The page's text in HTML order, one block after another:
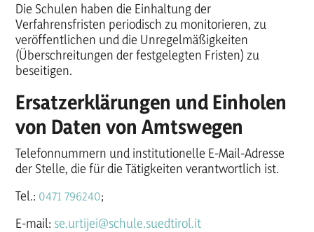
Die Schulen haben die Einhaltung der
Verfahrensfristen periodisch zu monitorieren, zu
veröffentlichen und die Unregelmäßigkeiten
(Überschreitungen der festgelegten Fristen) zu
beseitigen.
Ersatzerklärungen und Einholen
von Daten von Amtswegen
Telefonnummern und institutionelle E-Mail-Adresse
der Stelle, die für die Tätigkeiten verantwortlich ist.
Tel.: 0471 796240;
E-mail: se.urtijei@schule.suedtirol.it